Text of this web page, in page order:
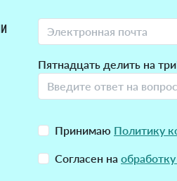
Пятнадцать делить на
Принимаю Политику
Согласен на